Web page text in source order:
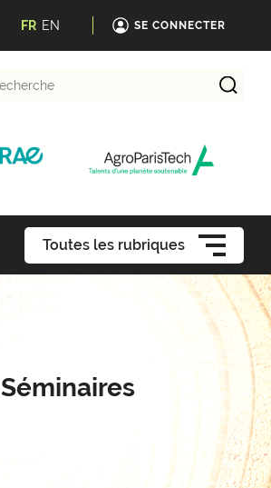
FR EN SE CONNECTER
Toutes les rubriques
Séminaires